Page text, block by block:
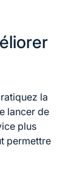
la
lancer de
plus
permettre